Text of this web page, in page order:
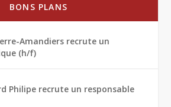
BONS PLANS
Amandiers recrute un
(h/f)
Philipe recrute un responsable